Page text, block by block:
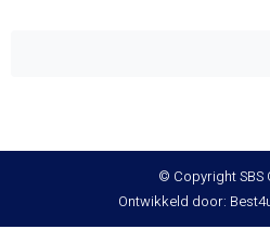
© Copyright SBS
Ontwikkeld door: